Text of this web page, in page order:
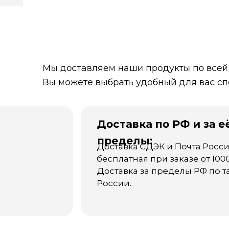
Доставка СДЭК и Почта
бесплатная при заказе от
Доставка за пределы РФ по
России.
Доставка по РФ и за
пределы:
Мы доставляем наши продукты по всей
Вы можете выбрать удобный для вас